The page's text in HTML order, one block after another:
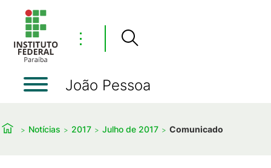
⋮
João Pessoa
Notícias 2017 Julho de 2017 Comunicado